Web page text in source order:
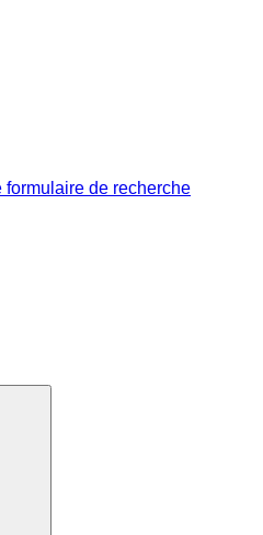
formulaire de recherche